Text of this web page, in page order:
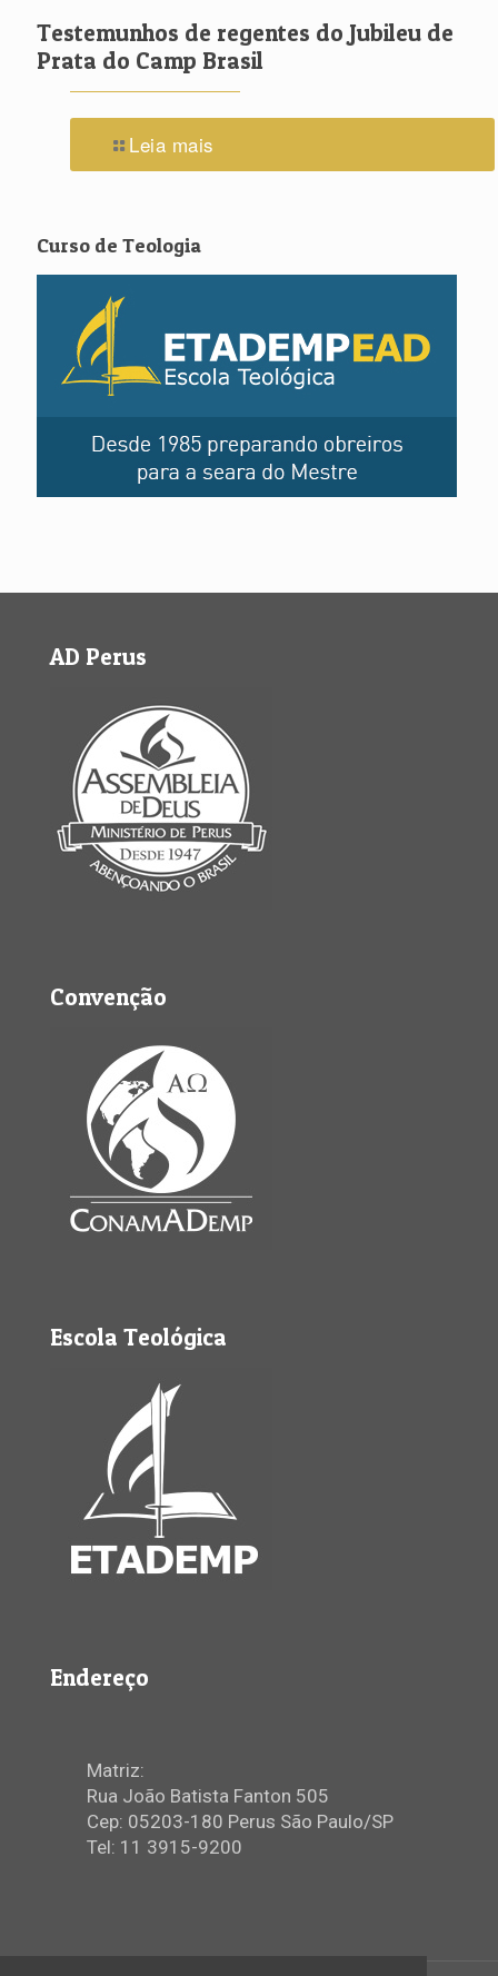
Testemunhos de regentes do Jubileu de
Prata do Camp Brasil
Leia mais
Curso de Teologia
AD Perus
Convenção
Escola Teológica
Endereço
Matriz:
Rua João Batista Fanton 505
Cep: 05203-180 Perus São Paulo/SP
Tel: 11 3915-9200